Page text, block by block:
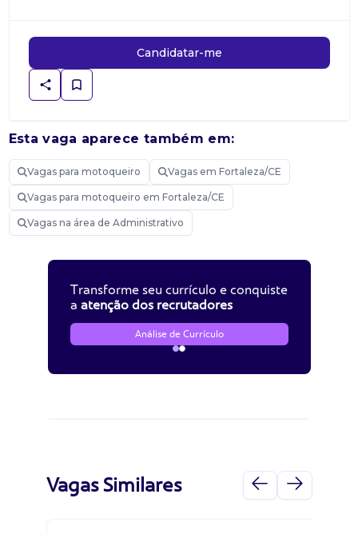
Candidatar-me
Esta vaga aparece também em:
Vagas para motoqueiro Vagas em Fortaleza/CE
Vagas para motoqueiro em Fortaleza/CE
Vagas na área de Administrativo
Transforme seu currículo e conquiste
a atenção dos recrutadores
Análise de Currículo
Vagas Similares